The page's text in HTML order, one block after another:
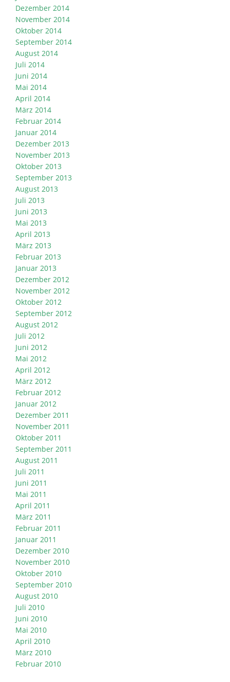
Dezember 2014
November 2014
Oktober 2014
September 2014
August 2014
Juli 2014
Juni 2014
Mai 2014
April 2014
März 2014
Februar 2014
Januar 2014
Dezember 2013
November 2013
Oktober 2013
September 2013
August 2013
Juli 2013
Juni 2013
Mai 2013
April 2013
März 2013
Februar 2013
Januar 2013
Dezember 2012
November 2012
Oktober 2012
September 2012
August 2012
Juli 2012
Juni 2012
Mai 2012
April 2012
März 2012
Februar 2012
Januar 2012
Dezember 2011
November 2011
Oktober 2011
September 2011
August 2011
Juli 2011
Juni 2011
Mai 2011
April 2011
März 2011
Februar 2011
Januar 2011
Dezember 2010
November 2010
Oktober 2010
September 2010
August 2010
Juli 2010
Juni 2010
Mai 2010
April 2010
März 2010
Februar 2010